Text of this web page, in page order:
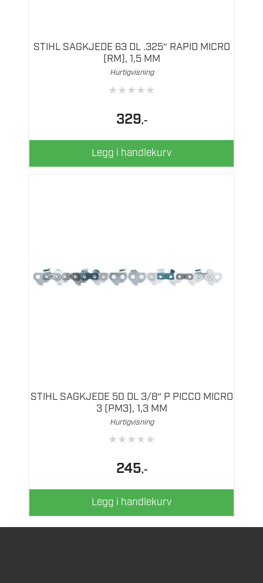
STIHL SAGKJEDE 63 DL .325″ RAPID MICRO
(RM), 1,5 MM
Hurtigvisning
★★★★★
329,-
Legg i handlekurv
STIHL SAGKJEDE 50 DL 3/8″ P PICCO MICRO
3 (PM3), 1,3 MM
Hurtigvisning
★★★★★
245,-
Legg i handlekurv